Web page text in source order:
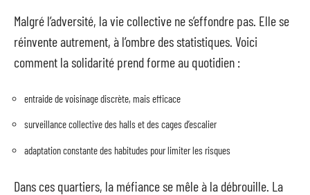
Malgré l’adversité, la vie collective ne s’effondre pas. Elle se
réinvente autrement, à l’ombre des statistiques. Voici
comment la solidarité prend forme au quotidien :
entraide de voisinage discrète, mais efficace
surveillance collective des halls et des cages d’escalier
adaptation constante des habitudes pour limiter les risques
Dans ces quartiers, la méfiance se mêle à la débrouille. La